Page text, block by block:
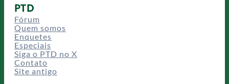
PTD
Fórum
Quem somos
Enquetes
Especiais
Siga o PTD no X
Contato
Site antigo